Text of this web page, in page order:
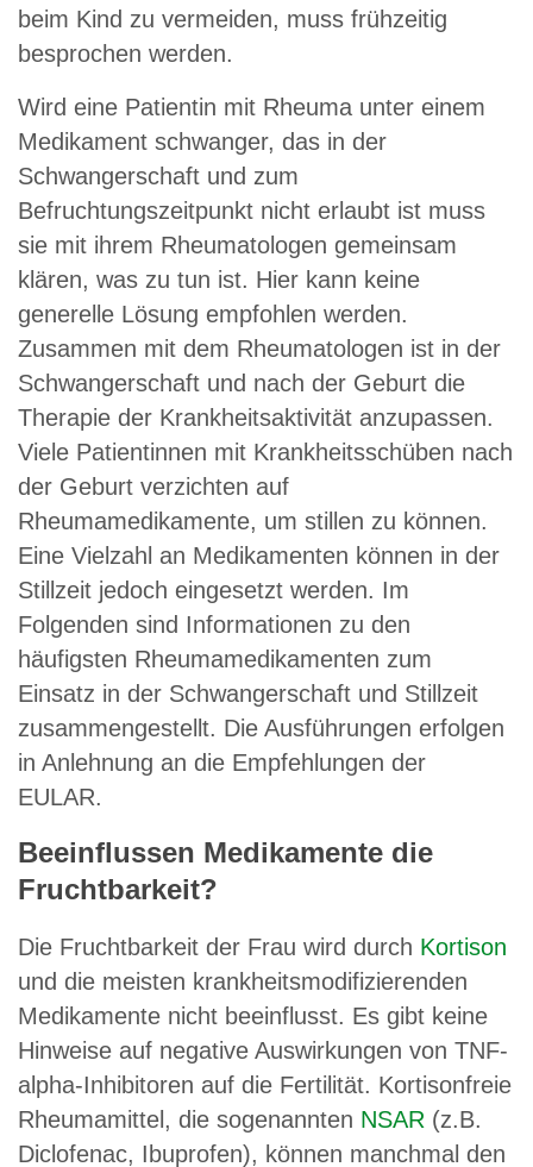
beim Kind zu vermeiden, muss frühzeitig
besprochen werden.
Wird eine Patientin mit Rheuma unter einem
Medikament schwanger, das in der
Schwangerschaft und zum
Befruchtungszeitpunkt nicht erlaubt ist muss
sie mit ihrem Rheumatologen gemeinsam
klären, was zu tun ist. Hier kann keine
generelle Lösung empfohlen werden.
Zusammen mit dem Rheumatologen ist in der
Schwangerschaft und nach der Geburt die
Therapie der Krankheitsaktivität anzupassen.
Viele Patientinnen mit Krankheitsschüben nach
der Geburt verzichten auf
Rheumamedikamente, um stillen zu können.
Eine Vielzahl an Medikamenten können in der
Stillzeit jedoch eingesetzt werden. Im
Folgenden sind Informationen zu den
häufigsten Rheumamedikamenten zum
Einsatz in der Schwangerschaft und Stillzeit
zusammengestellt. Die Ausführungen erfolgen
in Anlehnung an die Empfehlungen der
EULAR.
Beeinflussen Medikamente die
Fruchtbarkeit?
Die Fruchtbarkeit der Frau wird durch Kortison
und die meisten krankheitsmodifizierenden
Medikamente nicht beeinflusst. Es gibt keine
Hinweise auf negative Auswirkungen von TNF-
alpha-Inhibitoren auf die Fertilität. Kortisonfreie
Rheumamittel, die sogenannten NSAR (z.B.
Diclofenac, Ibuprofen), können manchmal den